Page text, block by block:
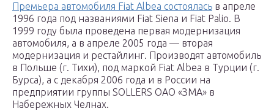
Премьера автомобиля Fiat Albea состоялась в апреле
1996 года под названиями Fiat Siena и Fiat Palio. В
1999 году была проведена первая модернизация
автомобиля, а в апреле 2005 года — вторая
модернизация и рестайлинг. Производят автомобиль
в Польше (г. Тихи), под маркой Fiat Albea в Турции (г.
Бурса), а с декабря 2006 года и в России на
предприятии группы SOLLERS ОАО «ЗМА» в
Набережных Челнах.